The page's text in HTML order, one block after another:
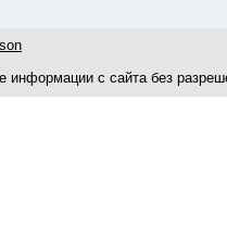
информации с сайта без